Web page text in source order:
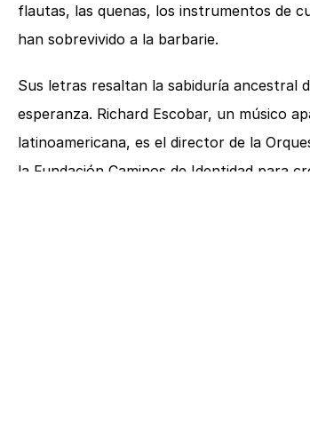
flautas, las quenas, los instrumentos de
han sobrevivido a la barbarie.
Sus letras resaltan la sabiduría ancestral
esperanza. Richard Escobar, un músico
latinoamericana, es el director de la
la Fundación Caminos de Identidad para